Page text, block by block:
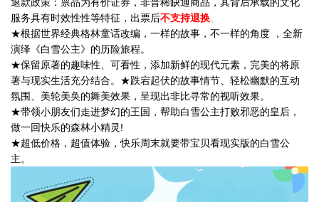
服务具有时效性性等特征，出票后不支持退换。
★根据世界经典格林童话改编，一样的故事，不一样的角度 ，全新
演绎《白雪公主》的历险旅程。
★保留原著的趣味性、可看性，添加新鲜的现代元素，完美的将原
著与现实生活充分结合。★跌宕起伏的故事情节、轻松幽默的互动
氛围、美轮美奂的舞美效果，呈现出非比寻常的视听效果。
★带领小朋友们走进梦幻的王国，帮助白雪公主打败邪恶的皇后，
做一回快乐的森林小精灵!
★超低价格，超值体验，快乐周末就要带宝贝看现实版的白雪公
主。